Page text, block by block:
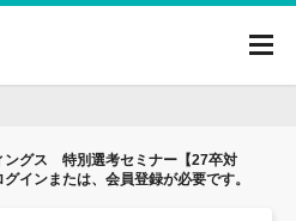
ングス 特別選考セミナー【27卒対
インまたは、会員登録が必要です。